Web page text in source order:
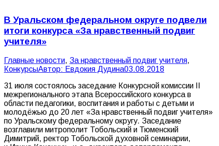
В Уральском федеральном округе подвели
итоги конкурса «За нравственный подвиг
учителя»
Главные новости, За нравственный подвиг учителя,
КонкурсыАвтор: Евдокия Дудина03.08.2018
31 июля состоялось заседание Конкурсной комиссии II
межрегионального этапа Всероссийского конкурса в
области педагогики, воспитания и работы с детьми и
молодёжью до 20 лет «За нравственный подвиг учителя»
по Уральскому федеральному округу. Заседание
возглавили митрополит Тобольский и Тюменский
Димитрий, ректор Тобольской духовной семинарии,